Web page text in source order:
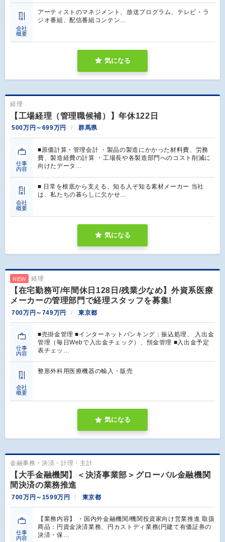
会社
概要
アーティストのマネジメント、放送プログラム、テレビ・ラ
ジオ番組、配信番組コンテン…
気になる
経理
【工場経理（管理職候補）】年休122日
500万円～699万円 群馬県
仕事
内容
■原価計算・管理会計 ・製品の製造にかかった材料費、労務
費、製造経費の計算 ・工場長や各製造部門へのコスト削減に
向けたデータ…
会社
概要
■ 日常を根底から支える、知る人ぞ知る素材メーカー 当社
は、私たちの暮らしに欠かせ…
気になる
NEW 経理
【在宅勤務可/年間休日128日/残業少なめ】外資系医療
メーカーの管理部門で経理スタッフを募集!
700万円～749万円 東京都
仕事
内容
■売掛金管理 ■インターネットバンキング：振込処理、 入出金
管理（毎日Webで入出金チェック）、預金管理 ■入出金予定
表チェッ…
会社
概要
整形外科用医療機器の輸入・販売
気になる
金融事務・決済・計理・主計
【大手金融機関】＜決済事業部＞グローバル金融機関
間決済の業務推進
700万円～1599万円 東京都
仕事
内容
【業務内容】 ・国内外金融機関/機関投資家向け営業推進 取扱
商品：円資金決済業務、円カストディ業務(円建て有価証券の
決済・保…